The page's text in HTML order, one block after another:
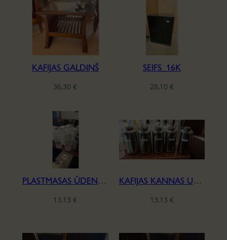
KAFIJAS GALDIŅŠ
36,30€
SEIFS_16K
28,10 €
PLASTMASAS ŪDENS KARAFES
13,13€
KAFIJAS KANNAS UN KARSTĀ ŪDENS TERMOSI
13,13 €